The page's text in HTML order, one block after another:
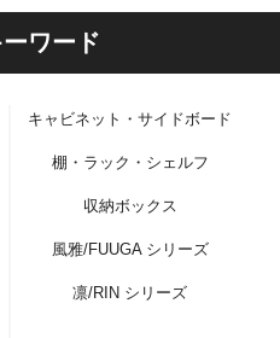
ワード
キャビネット・サイドボード
棚・ラック・シェルフ
収納ボックス
風雅/FUUGA シリーズ
凛/RIN シリーズ